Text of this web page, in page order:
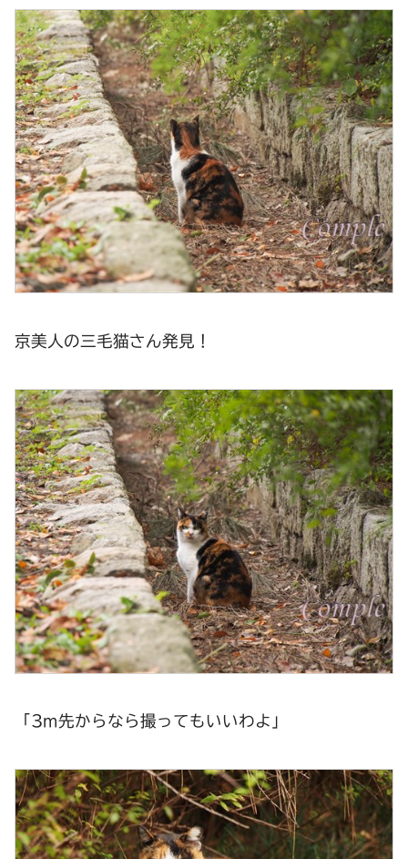
京美人の三毛猫さん発見！
「3m先からなら撮ってもいいわよ」